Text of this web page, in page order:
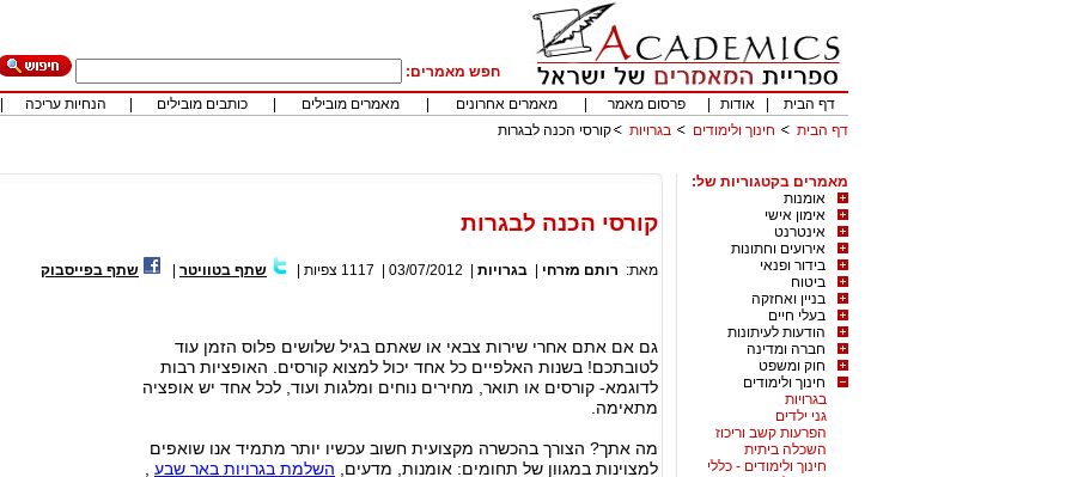
חפש מאמרים:
דף הבית
אודות פרסום מאמר מאמרים אחרונים מאמרים מובילים כותבים מובילים הנחיות עריכה
דף הבית
חינוך ולימודים בגרויות קורסי הכנה לבגרות
מאמרים בקטגוריות של:
אומנות
אימון אישי
אינטרנט
אירועים וחתונות
בידור ופנאי
ביטוח
בניין ואחזקה
בעלי חיים
הודעות לעיתונות
חברה ומדינה
חוק ומשפט
חינוך ולימודים
בגרויות
גני ילדים
הפרעות קשב וריכוז
השכלה ביתית
חינוך ולימודים - כללי
קורסי הכנה לבגרות
מאת: רותם מזרחי בגרויות 03/07/2012
1117 צפיות שתף בטוויטר שתף בפייסבוק
גם אם אתם אחרי שירות צבאי או שאתם בגיל שלושים פלוס הזמן עוד
לטובתכם! בשנות האלפיים כל אחד יכול למצוא קורסים. האופציות רבות
לדוגמא- קורסים או תואר, מחירים נוחים ומלגות ועוד, לכל אחד יש אופציה
מתאימה.
מה אתך? הצורך בהכשרה מקצועית חשוב עכשיו יותר מתמיד אנו שואפים
למצוינות במגוון של תחומים: אומנות, מדעים, השלמת בגרויות באר שבע